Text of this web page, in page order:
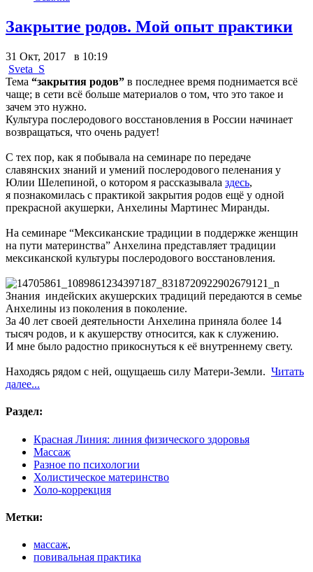
Закрытие родов. Мой опыт практики
31 Окт, 2017 в 10:19
Sveta_S
Тема “закрытия родов” в последнее время поднимается всё
чаще; в сети всё больше материалов о том, что это такое и
зачем это нужно.
Культура послеродового восстановления в России начинает
возвращаться, что очень радует!
С тех пор, как я побывала на семинаре по передаче
славянских знаний и умений послеродового пеленания у
Юлии Шелепиной, о котором я рассказывала здесь,
я познакомилась с практикой закрытия родов ещё у одной
прекрасной акушерки, Анхелины Мартинес Миранды.
На семинаре “Мексиканские традиции в поддержке женщин
на пути материнства” Анхелина представляет традиции
мексиканской культуры послеродового восстановления.
Знания индейских акушерских традиций передаются в семье
Анхелины из поколения в поколение.
За 40 лет своей деятельности Анхелина приняла более 14
тысяч родов, и к акушерству относится, как к служению.
И мне было радостно прикоснуться к её внутреннему свету.
Находясь рядом с ней, ощущаешь силу Матери-Земли. Читать
далее...
Раздел:
Красная Линия: линия физического здоровья
Массаж
Разное по психологии
Холистическое материнство
Холо-коррекция
Метки:
массаж,
повивальная практика